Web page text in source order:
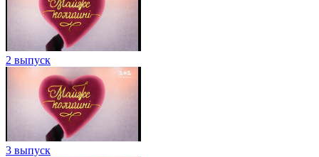
2 выпуск
3 выпуск